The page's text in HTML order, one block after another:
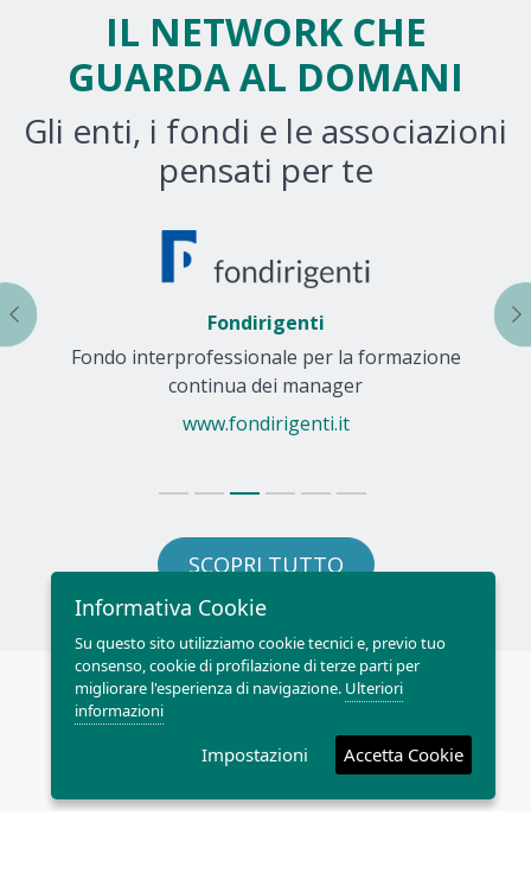
IL NETWORK CHE
GUARDA AL DOMANI
Gli enti, i fondi e le associazioni
pensati per te
Fondirigenti
Fondo interprofessionale per la formazione
continua dei manager
www.fondirigenti.it
SCOPRI TUTTO
DICONO DI NOI
Informativa Cookie
Su questo sito utilizziamo cookie tecnici e, previo tuo
consenso, cookie di profilazione di terze parti per
migliorare l'esperienza di navigazione. Ulteriori
informazioni
Impostazioni Accetta Cookie